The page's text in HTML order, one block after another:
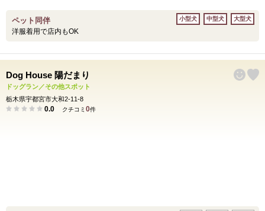
ペット同伴
洋服着用で店内もOK
小型犬 中型犬 大型犬
Dog House 陽だまり
ドッグラン／その他スポット
栃木県宇都宮市大和2-11-8
0.0 クチコミ 0件